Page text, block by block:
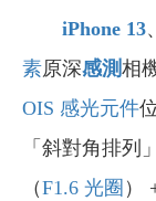
iPhone 13、
素原深感測相
OIS 感光元件
「斜對角排列
（F1.6 光圈 ）